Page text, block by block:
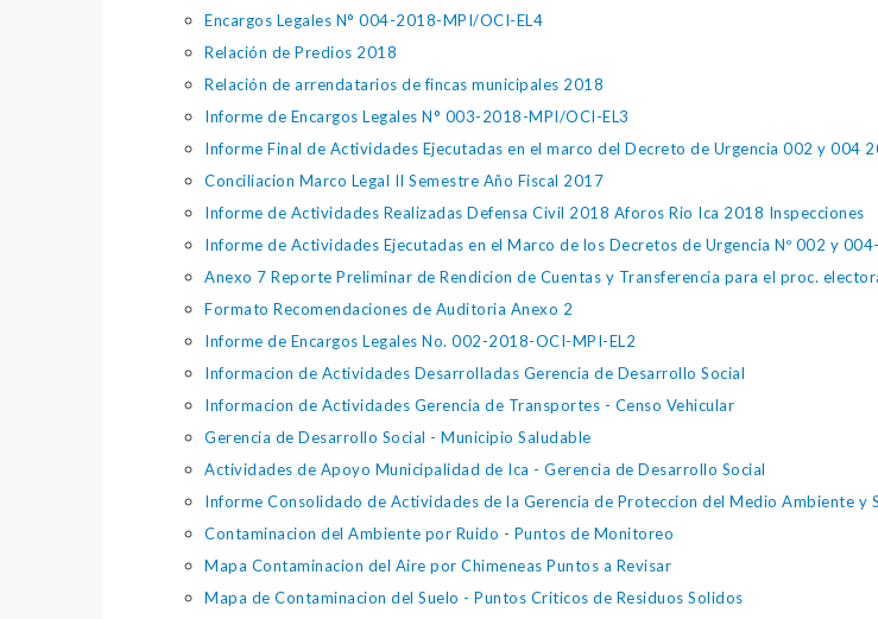
Encargos Legales N° 004-2018-MPI/OCI-EL4
Relación de Predios 2018
Relación de arrendatarios de fincas municipales 2018
Informe de Encargos Legales N° 003-2018-MPI/OCI-EL3
Informe Final de Actividades Ejecutadas en el marco del Decreto de Urgencia 002 y 004
Conciliacion Marco Legal II Semestre Año Fiscal 2017
Informe de Actividades Realizadas Defensa Civil 2018 Aforos Rio Ica 2018 Inspecciones
Informe de Actividades Ejecutadas en el Marco de los Decretos de Urgencia Nº 002 y
Anexo 7 Reporte Preliminar de Rendicion de Cuentas y Transferencia para el proc.
Formato Recomendaciones de Auditoria Anexo 2
Informe de Encargos Legales No. 002-2018-OCI-MPI-EL2
Informacion de Actividades Desarrolladas Gerencia de Desarrollo Social
Informacion de Actividades Gerencia de Transportes - Censo Vehicular
Gerencia de Desarrollo Social - Municipio Saludable
Actividades de Apoyo Municipalidad de Ica - Gerencia de Desarrollo Social
Informe Consolidado de Actividades de la Gerencia de Proteccion del Medio Ambiente y
Contaminacion del Ambiente por Ruido - Puntos de Monitoreo
Mapa Contaminacion del Aire por Chimeneas Puntos a Revisar
Mapa de Contaminacion del Suelo - Puntos Criticos de Residuos Solidos